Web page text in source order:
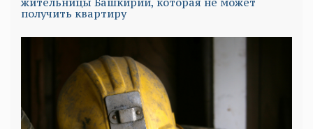
жительницы Башкирии, которая не может
получить квартиру